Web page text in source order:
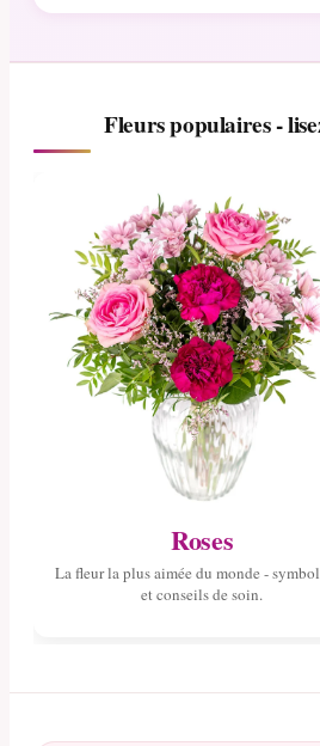
Fleurs populaires -
Roses
La fleur la plus aimée du monde -
et conseils de soin.